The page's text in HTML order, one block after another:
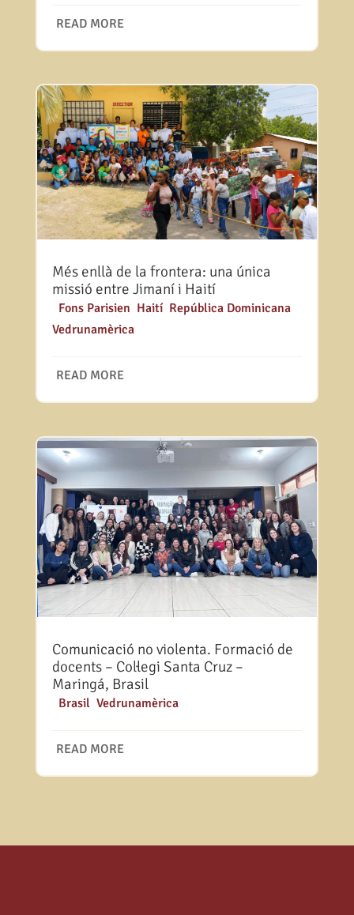
READ MORE
Més enllà de la frontera: una única
missió entre Jimaní i Haití
Fons Parisien Haití, República Dominicana,
Vedrunamèrica
READ MORE
Comunicació no violenta. Formació de
docents – Col·legi Santa Cruz –
Maringá, Brasil
Brasil, Vedrunamèrica
READ MORE